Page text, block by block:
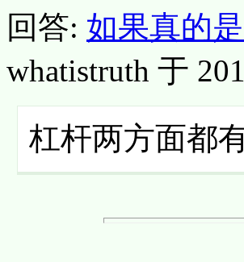
回答: 如果真的
whatistruth 于
杠杆两方面都